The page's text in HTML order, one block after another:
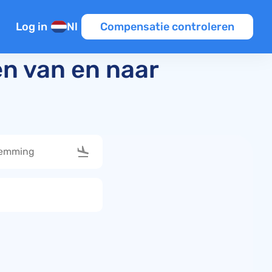
Log in Nl Compensatie controleren
van en naar